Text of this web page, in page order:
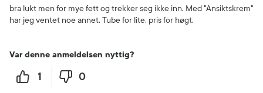
bra lukt men for mye fett og trekker seg ikke inn. Med "Ansiktskrem"
har jeg ventet noe annet. Tube for lite, pris for høgt.
Var denne anmeldelsen nyttig?
1 0